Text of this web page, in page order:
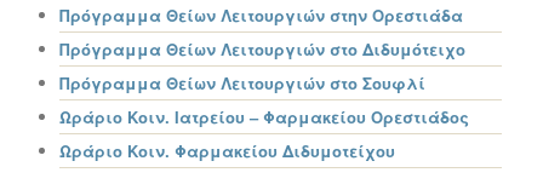
Πρόγραμμα Θείων Λειτουργιών στην Ορεστιάδα
Πρόγραμμα Θείων Λειτουργιών στο Διδυμότειχο
Πρόγραμμα Θείων Λειτουργιών στο Σουφλί
Ωράριο Κοιν. Ιατρείου – Φαρμακείου Ορεστιάδος
Ωράριο Κοιν. Φαρμακείου Διδυμοτείχου